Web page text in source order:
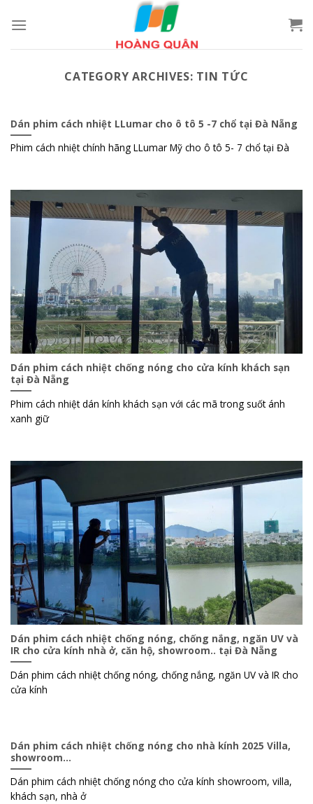
CATEGORY ARCHIVES: TIN TỨC
Dán phim cách nhiệt LLumar cho ô tô 5 -7 chổ tại Đà Nẵng
Phim cách nhiệt chính hãng LLumar Mỹ cho ô tô 5- 7 chổ tại Đà
Dán phim cách nhiệt chống nóng cho cửa kính khách sạn
tại Đà Nẵng
Phim cách nhiệt dán kính khách sạn với các mã trong suốt ánh
xanh giữ
Dán phim cách nhiệt chống nóng, chống nắng, ngăn UV và
IR cho cửa kính nhà ở, căn hộ, showroom.. tại Đà Nẵng
Dán phim cách nhiệt chống nóng, chống nắng, ngăn UV và IR cho
cửa kính
Dán phim cách nhiệt chống nóng cho nhà kính 2025 Villa,
showroom…
Dán phim cách nhiệt chống nóng cho cửa kính showroom, villa,
khách sạn, nhà ở